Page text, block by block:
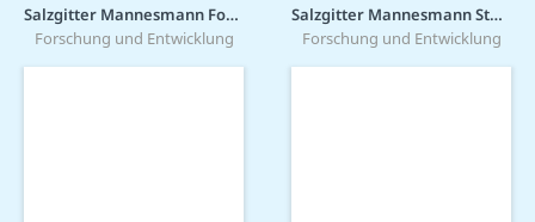
Salzgitter Mannesmann Forschung GmbH
Forschung und Entwicklung
Salzgitter Mannesmann Stahlservice GmbH
Forschung und Entwicklung